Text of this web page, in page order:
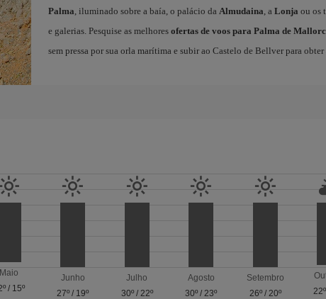
Palma, iluminado sobre a baía, o palácio da Almudaina, a Lonja ou os
e galerias. Pesquise as melhores ofertas de voos para Palma de
sem pressa por sua orla marítima e subir ao Castelo de Bellver para
Maio
/ 15º
Junho
27º / 19º
Julho
30º/ 22º
Agosto
30º /23º
Setembro
26º/ 20º
22º